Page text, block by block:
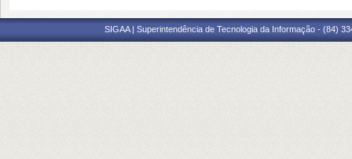
SIGAA | Superintendência de Tecnologia da Informação - (84)